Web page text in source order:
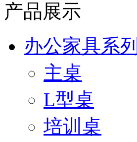
产品展示
办公家具系列
主桌
L型桌
培训桌